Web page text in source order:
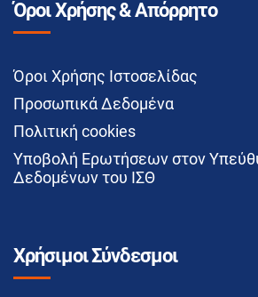
Όροι Χρήσης & Απόρρητο
Όροι Χρήσης Ιστοσελίδας
Προσωπικά Δεδομένα
Πολιτική cookies
Υποβολή Ερωτήσεων στον
Δεδομένων του ΙΣΘ
Χρήσιμοι Σύνδεσμοι